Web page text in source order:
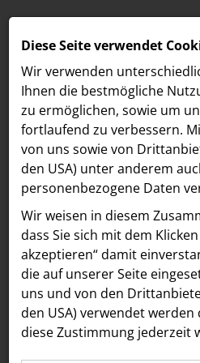
MELDUNGEN
LOEBELL NORDBERG
INNER
aehre
Astoria Artshow
B/S/H Hausgeräte
Meldungen / B/S/H Hausgeräte
Text Bilder
23.06.2026
Stefan
übernimmt
Diese Seite verwendet
Wir verwenden
Ihnen die best­mögliche
zu ermöglichen, sowie um
fortlaufend zu verbessern.
von uns sowie von
den USA) unter anderem
personenbezogene Daten
Wir weisen in diesem
dass Sie sich mit dem
akzeptieren“ damit
die auf unserer Seite
uns und von den
den USA) verwendet werden
diese Zustimmung jederzeit